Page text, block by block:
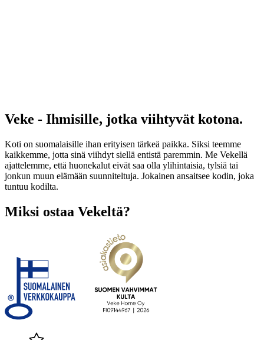
Veke - Ihmisille, jotka viihtyvät kotona.
Koti on suomalaisille ihan erityisen tärkeä paikka. Siksi teemme
kaikkemme, jotta sinä viihdyt siellä entistä paremmin. Me Vekellä
ajattelemme, että huonekalut eivät saa olla ylihintaisia, tylsiä tai
jonkun muun elämään suunniteltuja. Jokainen ansaitsee kodin, joka
tuntuu kodilta.
Miksi ostaa Vekeltä?